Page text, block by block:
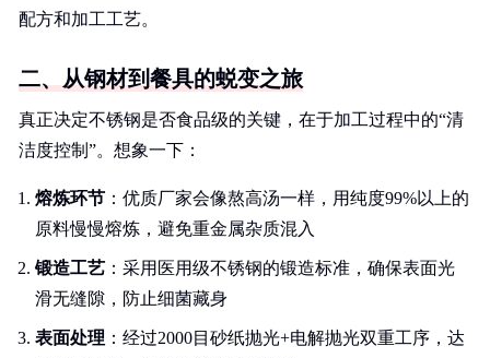
配方和加工工艺。
二、从钢材到餐具的蜕变之旅
真正决定不锈钢是否食品级的关键，在于加工过程中的“清
洁度控制”。想象一下：
熔炼环节 ：优质厂家会像熬高汤一样，用纯度99%以上的
原料慢慢熔炼，避免重金属杂质混入
锻造工艺 ：采用医用级不锈钢的锻造标准，确保表面光
滑无缝隙，防止细菌藏身
表面处理 ：经过2000目砂纸抛光+电解抛光双重工序，达